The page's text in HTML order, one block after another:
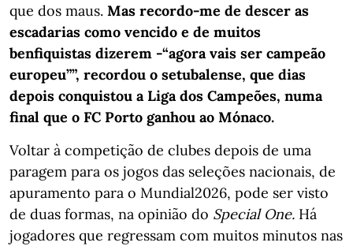
que dos maus. Mas recordo-me de descer as
escadarias como vencido e de muitos
benfiquistas dizerem -“agora vais ser campeão
europeu””, recordou o setubalense, que dias
depois conquistou a Liga dos Campeões, numa
final que o FC Porto ganhou ao Mónaco.
Voltar à competição de clubes depois de uma
paragem para os jogos das seleções nacionais, de
apuramento para o Mundial2026, pode ser visto
de duas formas, na opinião do Special One. Há
jogadores que regressam com muitos minutos nas